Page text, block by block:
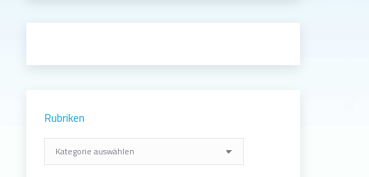
Rubriken
Rubriken